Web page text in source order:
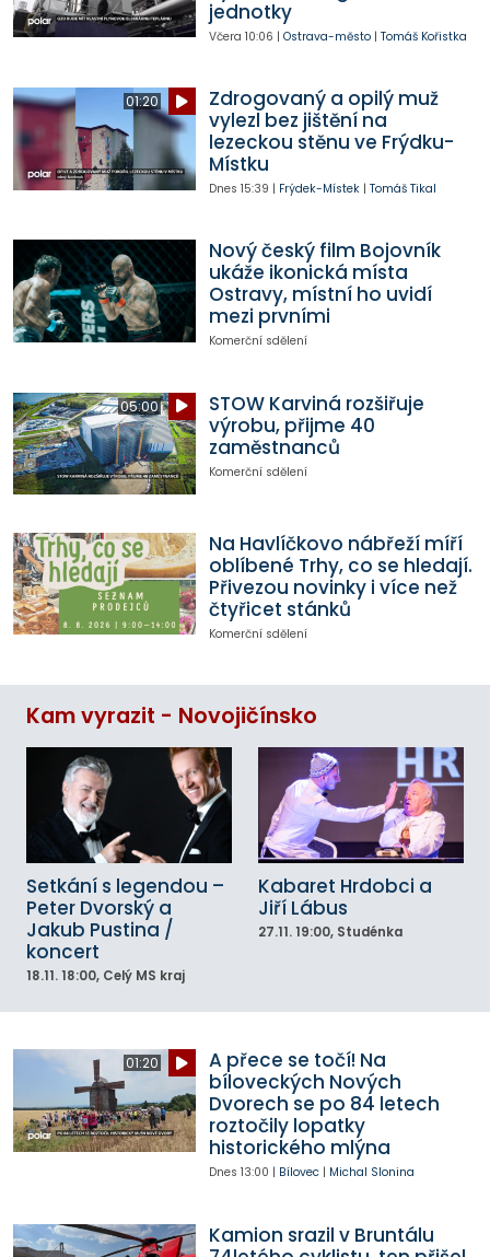
jednotky
Včera 10:06 | Ostrava-město| Tomáš Kořistka
01:20
Zdrogovaný a opilý muž
vylezl bez jištění na
lezeckou stěnu ve Frýdku-
Místku
Dnes 15:39 | Frýdek-Místek| Tomáš Tikal
Nový český film Bojovník
ukáže ikonická místa
Ostravy, místní ho uvidí
mezi prvními
Komerční sdělení
05:00
STOW Karviná rozšiřuje
výrobu, přijme 40
zaměstnanců
Komerční sdělení
Na Havlíčkovo nábřeží míří
oblíbené Trhy, co se hledají.
Přivezou novinky i více než
čtyřicet stánků
Komerční sdělení
Kam vyrazit - Novojičínsko
Setkání s legendou –
Peter Dvorský a
Jakub Pustina /
koncert
18.11. 18:00, Celý MS kraj
Kabaret Hrdobci a
Jiří Lábus
27.11. 19:00, Studénka
01:20
A přece se točí! Na
bíloveckých Nových
Dvorech se po 84 letech
roztočily lopatky
historického mlýna
Dnes 13:00 | Bílovec| Michal Slonina
Kamion srazil v Bruntálu